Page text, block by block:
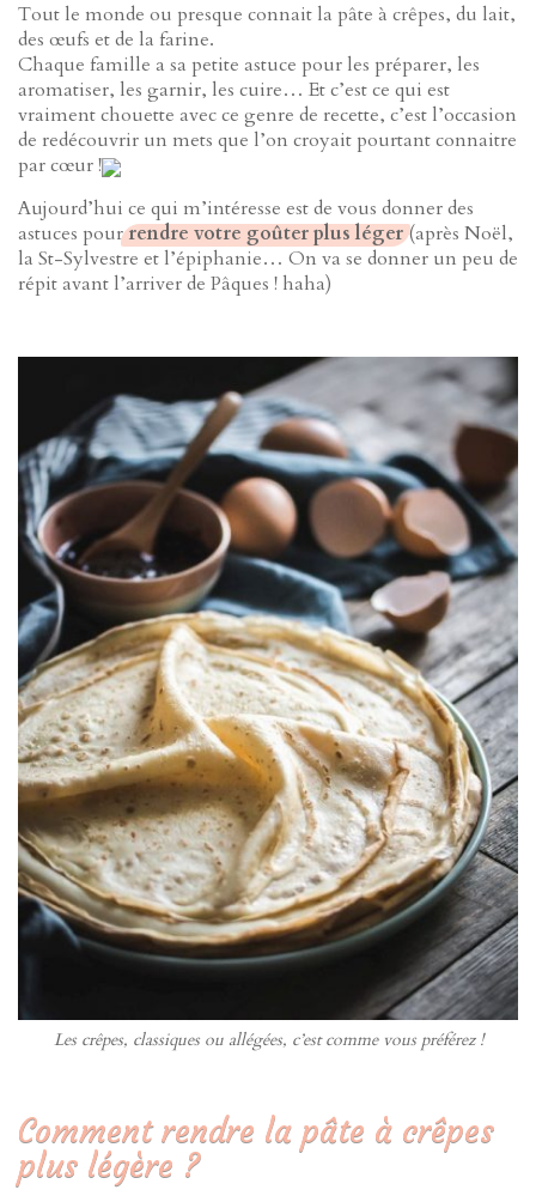
Tout le monde ou presque connait la pâte à crêpes, du lait,
des œufs et de la farine.
Chaque famille a sa petite astuce pour les préparer, les
aromatiser, les garnir, les cuire… Et c’est ce qui est
vraiment chouette avec ce genre de recette, c’est l’occasion
de redécouvrir un mets que l’on croyait pourtant connaitre
par cœur !
Aujourd’hui ce qui m’intéresse est de vous donner des
astuces pourrendre votre goûter plus léger(après Noël,
la St-Sylvestre et l’épiphanie… On va se donner un peu de
répit avant l’arriver de Pâques ! haha)
Les crêpes, classiques ou allégées, c’est comme vous préférez !
Comment rendre la pâte à crêpes
plus légère ?